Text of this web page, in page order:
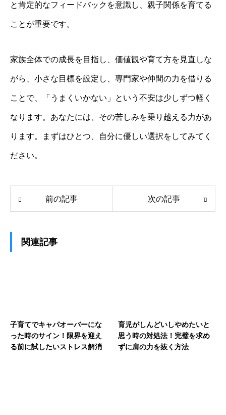
と肯定的なフィードバックを意識し、親子関係を育てる
ことが重要です。
家族全体での成長を目指し、価値観や育て方を見直しな
がら、小さな目標を設定し、専門家や仲間の力を借りる
ことで、「うまくいかない」という不安は少しずつ軽く
なります。あなたには、その苦しみを乗り越える力があ
ります。まずはひとつ、自分に優しい選択をしてみてく
ださい。
前の記事 次の記事
関連記事
子育てでキャパオーバーにな
った時のサイン！限界を迎え
る前に試したいストレス解消
育児がしんどいしやめたいと
思う時の対処法！完璧を求め
ずに肩の力を抜く方法